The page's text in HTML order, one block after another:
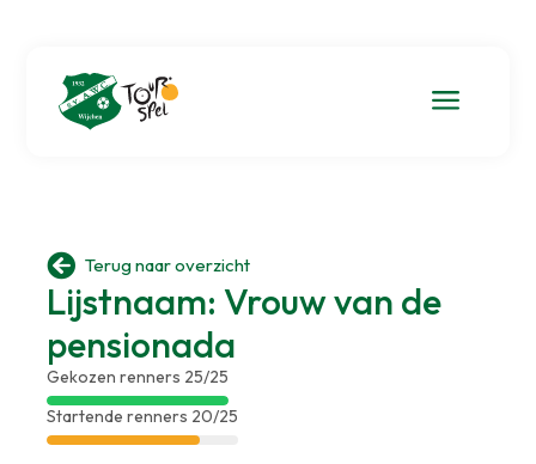
a
 Terug naar overzicht
Lijstnaam: Vrouw van de
pensionada
Gekozen renners 25/25
Startende renners 20/25